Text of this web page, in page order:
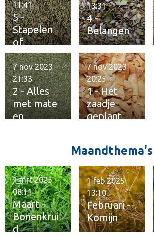
5 -
Stapelen
of
verzamele
n
11:41
4 -
Belangen
13:31
2 - Alles
met mate
en
7 nov 2023
21:33
1 - Het
zaadje
geplant
7 nov 2023
20:25
Maandthema's
Maart -
Bonenkrui
d
1 mrt 2025
08:11
Februari -
Komijn
1 feb 2025
13:10